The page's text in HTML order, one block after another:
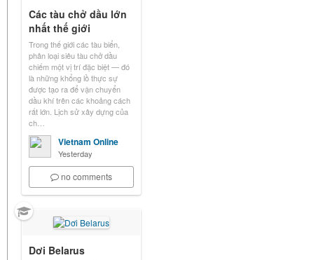
Các tàu chở dầu lớn
nhất thế giới
Trong thế giới các tàu biển,
phân loại siêu tàu chở dầu
chiếm một vị trí đặc biệt — đó
là những khổng lồ thực sự
được tạo ra để vận chuyển
dầu khí trên các khoảng cách
rất lớn. Lịch sử xây dựng của
ch…
Vietnam Online
Yesterday
no comments
Dơi Belarus